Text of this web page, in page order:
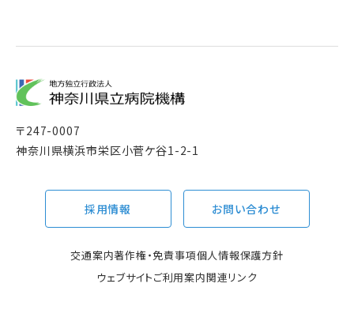
〒247-0007
神奈川県横浜市栄区小菅ケ谷1-2-1
採用情報 お問い合わせ
交通案内著作権・免責事項個人情報保護方針
ウェブサイトご利用案内関連リンク